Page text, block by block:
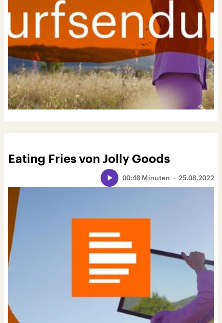
Eating Fries von Jolly Goods
25.08.2022
00:46 Minuten